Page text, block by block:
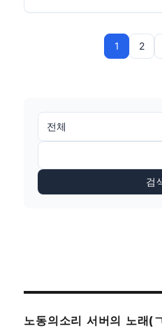
1 2
검
노동의소리 서버의 노래(